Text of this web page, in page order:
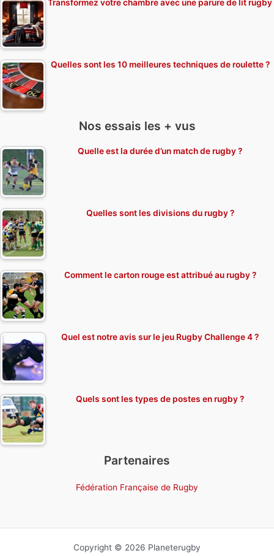
Transformez votre chambre avec une parure de lit rugby
Quelles sont les 10 meilleures techniques de roulette ?
Nos essais les + vus
Quelle est la durée d’un match de rugby ?
Quelles sont les divisions du rugby ?
Comment le carton rouge est attribué au rugby ?
Quel est notre avis sur le jeu Rugby Challenge 4 ?
Quels sont les types de postes en rugby ?
Partenaires
Fédération Française de Rugby
Copyright © 2026 Planeterugby